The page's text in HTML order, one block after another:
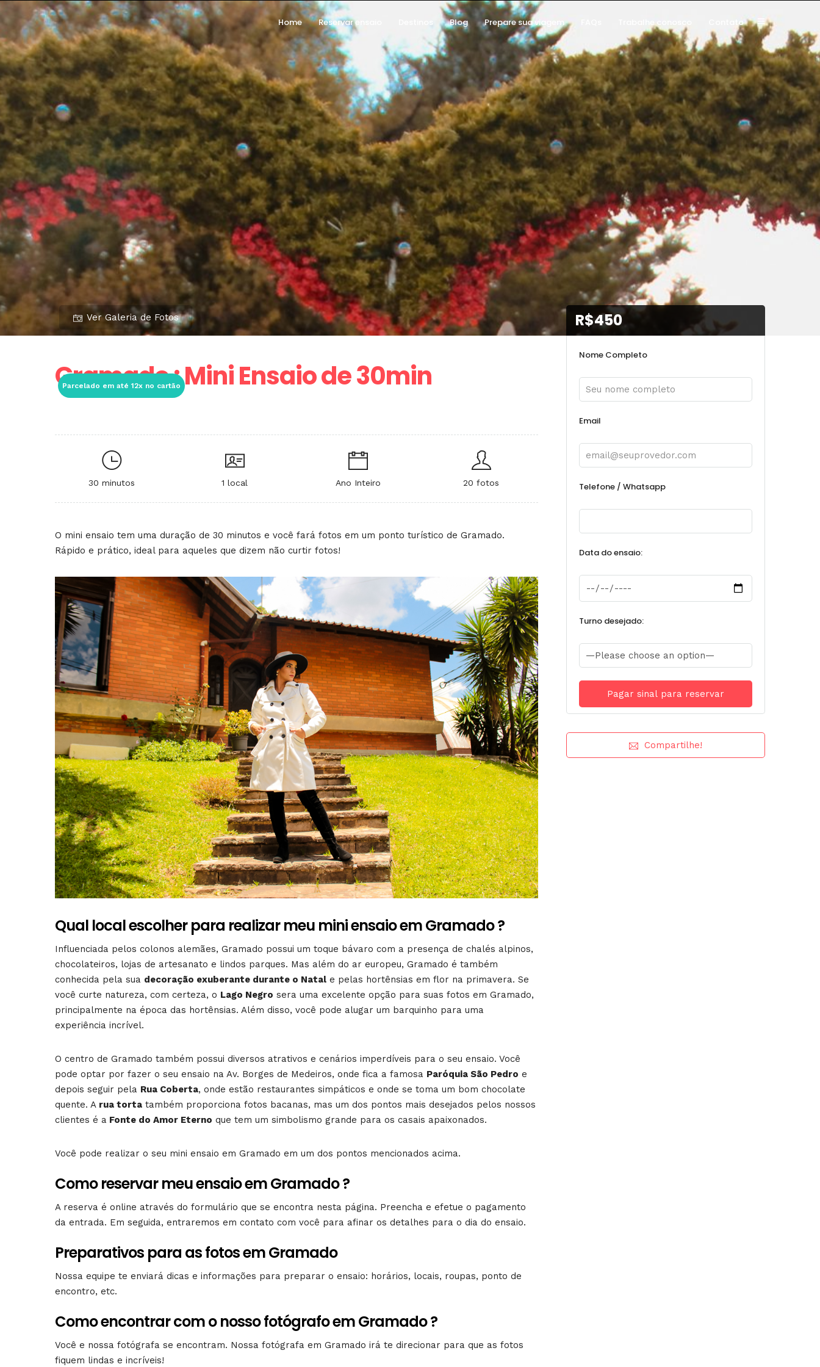
Home Reservar ensaio Destinos Blog Prepare sua viagem Trabalhe conosco Contato
Ver Galeria de Fotos R$450
Nome Completo
Email
Telefone / Whatsapp
Data do ensaio:
Turno desejado:
Compartilhe!
Gramado : Mini Ensaio de 30min
Parcelado em até 12x no cartão
30 minutos 1 local Ano Inteiro 20 fotos
O mini ensaio tem uma duração de 30 minutos e você fará fotos em um ponto turístico de Gramado.
Rápido e prático, ideal para aqueles que dizem não curtir fotos!
Qual local escolher para realizar meu mini ensaio em Gramado ?
Influenciada pelos colonos alemães, Gramado possui um toque bávaro com a presença de chalés alpinos,
chocolateiros, lojas de artesanato e lindos parques. Mas além do ar europeu, Gramado é também
conhecida pela sua decoração exuberante durante o Natal e pelas hortênsias em flor na primavera. Se
você curte natureza, com certeza, o Lago Negro sera uma excelente opção para suas fotos em Gramado,
principalmente na época das hortênsias. Além disso, você pode alugar um barquinho para uma
experiência incrível.
O centro de Gramado também possui diversos atrativos e cenários imperdíveis para o seu ensaio. Você
pode optar por fazer o seu ensaio na Av. Borges de Medeiros, onde fica a famosa Paróquia São Pedro e
depois seguir pela Rua Coberta, onde estão restaurantes simpáticos e onde se toma um bom chocolate
quente. A rua torta também proporciona fotos bacanas, mas um dos pontos mais desejados pelos nossos
clientes é a Fonte do Amor Eterno que tem um simbolismo grande para os casais apaixonados.
Você pode realizar o seu mini ensaio em Gramado em um dos pontos mencionados acima.
Como reservar meu ensaio em Gramado ?
A reserva é online através do formulário que se encontra nesta página. Preencha e efetue o pagamento
da entrada. Em seguida, entraremos em contato com você para afinar os detalhes para o dia do ensaio.
Preparativos para as fotos em Gramado
Nossa equipe te enviará dicas e informações para preparar o ensaio: horários, locais, roupas, ponto de
encontro, etc.
Como encontrar com o nosso fotógrafo em Gramado ?
Você e nossa fotógrafa se encontram. Nossa fotógrafa em Gramado irá te direcionar para que as fotos
fiquem lindas e incríveis!